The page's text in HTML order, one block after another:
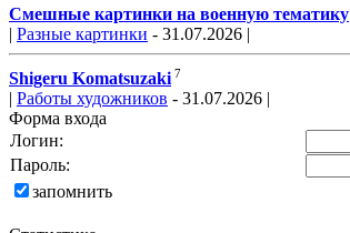
Смешные картинки на военную тематику
| Разные картинки - 31.07.2026 |
Shigeru Komatsuzaki 7
| Работы художников - 31.07.2026 |
Форма входа
Логин:
Пароль:
запомнить